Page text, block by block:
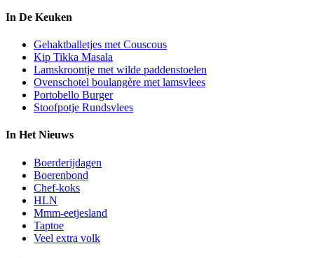
In De Keuken
Gehaktballetjes met Couscous
Kip Tikka Masala
Lamskroontje met wilde paddenstoelen
Ovenschotel boulangère met lamsvlees
Portobello Burger
Stoofpotje Rundsvlees
In Het Nieuws
Boerderijdagen
Boerenbond
Chef-koks
HLN
Mmm-eetjesland
Taptoe
Veel extra volk